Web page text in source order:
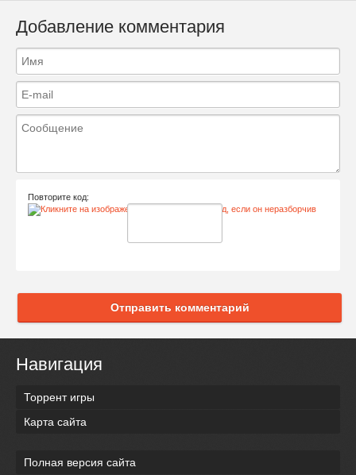
Добавление комментария
Повторите код:
Отправить комментарий
Навигация
Торрент игры
Карта сайта
Полная версия сайта